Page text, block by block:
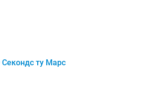
ту Марс